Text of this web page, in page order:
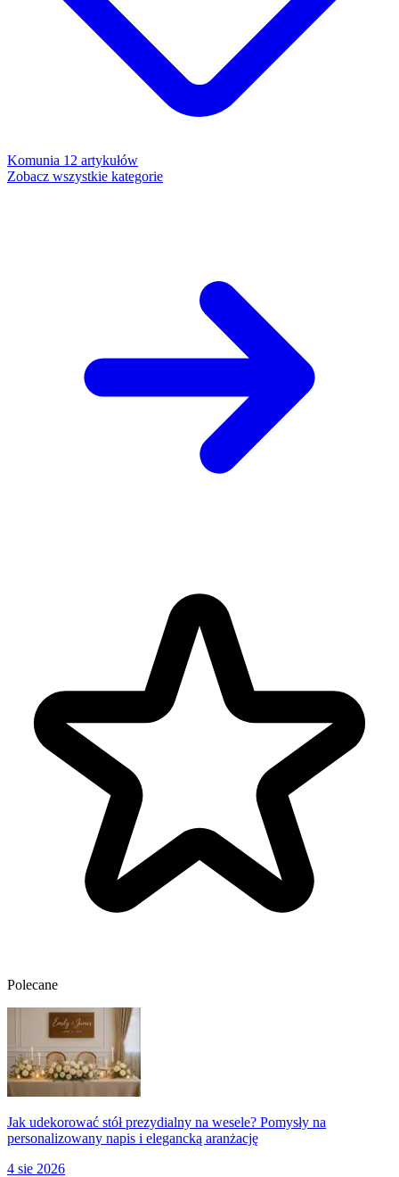
Komunia 12 artykułów
Zobacz wszystkie kategorie
Polecane
Jak udekorować stół prezydialny na wesele? Pomysły na
personalizowany napis i elegancką aranżację
4 sie 2026